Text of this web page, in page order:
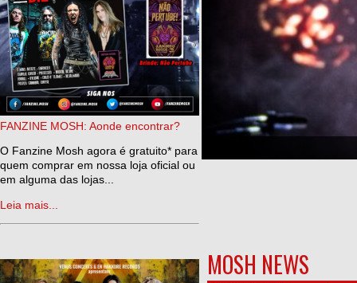
FANZINE MOSH: Aonde encontrar?
O Fanzine Mosh agora é gratuito* para
quem comprar em nossa loja oficial ou
em alguma das lojas...
Leia mais...
MOSH NEWS